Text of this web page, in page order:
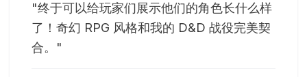
"终于可以给玩家们展示他们的角色长什么样
了！奇幻 RPG 风格和我的 D&D 战役完美契
合。
"